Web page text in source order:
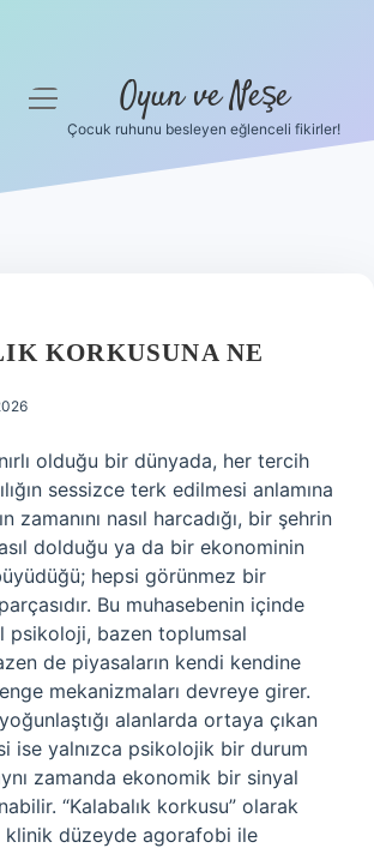
menüyü
Oyun ve Neşe
Çocuk ruhunu besleyen eğlenceli fikirler!
KORKUSUNA NE
olduğu bir dünyada, her tercih
sessizce terk edilmesi anlamına
zamanını nasıl harcadığı, bir şehrin
dolduğu ya da bir ekonominin
hepsi görünmez bir
Bu muhasebenin içinde
psikoloji, bazen toplumsal
de piyasaların kendi kendine
mekanizmaları devreye girer.
alanlarda ortaya çıkan
ise yalnızca psikolojik bir durum
zamanda ekonomik bir sinyal
“Kalabalık korkusu” olarak
klinik düzeyde agorafobi ile